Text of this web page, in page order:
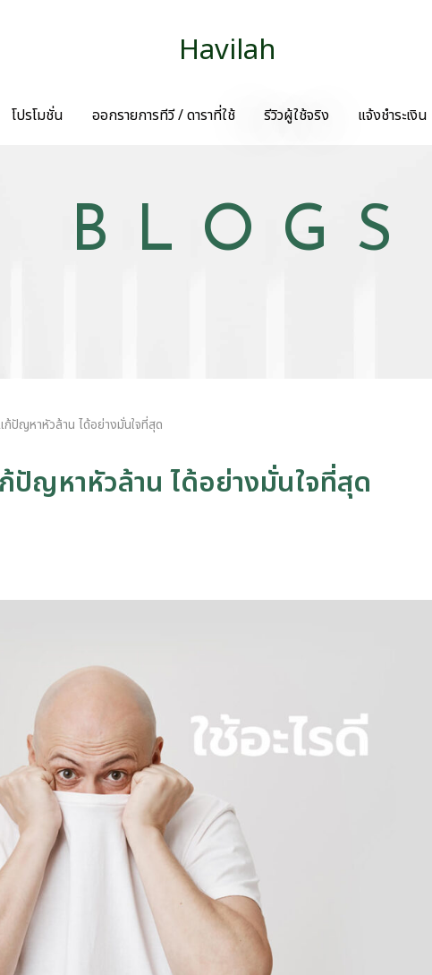
Havilah
โปรโมชั่น ออกรายการทีวี / ดาราที่ใช้ รีวิวผู้ใช้จริง แจ้งชำระเงิน
BLOGS
ก้ปัญหาหัวล้าน ได้อย่างมั่นใจที่สุด
ปัญหาหัวล้าน ได้อย่างมั่นใจที่สุด